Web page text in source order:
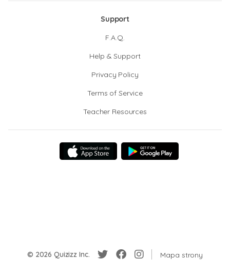
Support
F.A.Q.
Help & Support
Privacy Policy
Terms of Service
Teacher Resources
© 2026 Quizizz Inc. Mapa strony